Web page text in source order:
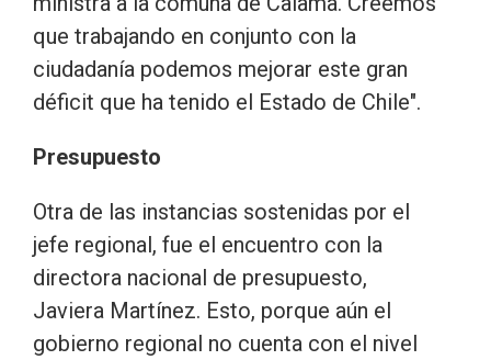
que trabajando en conjunto con la
ciudadanía podemos mejorar este gran
déficit que ha tenido el Estado de Chile".
Presupuesto
Otra de las instancias sostenidas por el
jefe regional, fue el encuentro con la
directora nacional de presupuesto,
Javiera Martínez. Esto, porque aún el
gobierno regional no cuenta con el nivel